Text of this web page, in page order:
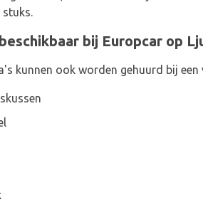
stuks.
bij Europcar op
kunnen ook worden gehuurd bij